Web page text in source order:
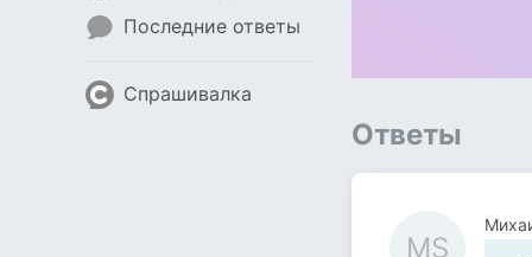
Последние ответы
Спрашивалка
Ответы
МS